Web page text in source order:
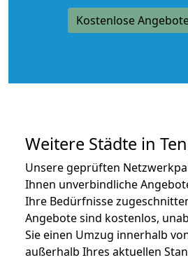
Kostenlose
Weitere Städte in
Unsere geprüften
Ihnen unverbindliche
Ihre Bedürfnisse
Angebote sind kostenlos,
Sie einen Umzug innerhalb
außerhalb Ihres aktuellen